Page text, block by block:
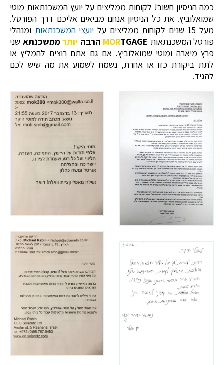
כמה הניסיון חשוב! לקוחות ממליצים על יועץ המשכנתאות מוטי
שמואלוביץ. את כל הניסיון אנחנו מביאים אליכם דרך הפורטל.
מעל 15 שנים לקוחות ממליצים על
יועצי המשכנתאות ומנהלי
פורטל המשכנתאות
MORTGAGE הרבה יותרממשכנתא שני
פרץ מיארה ומוטי שמואלוביץ. אם גם אתם רוצים להמליץ או
לתת ביקורת כזו או אחרת, נשמח לשמוע את מה שיש לכם
להגיד.